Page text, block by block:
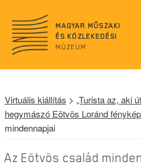
a
MAGYAR MŰSZAKI
ÉS KÖZLEKEDÉSI
MÚZEUM
Virtuális kiállítás > „Turista az, aki
hegymászó Eötvös Loránd
mindennapjai
Az Eötvös család